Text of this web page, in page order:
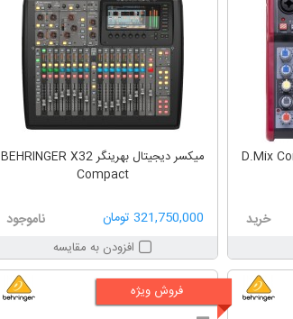
خرید
میکسر دیجیتال بهرینگر BEHRINGER X32
Compact
321,750,000 تومان ناموجود
افزودن به مقایسه
فروش ویژه